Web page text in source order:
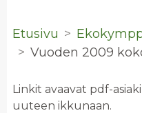
Etusivu
Vuo­den 2009
Linkit avaavat pdf-
uuteen ikkunaan.